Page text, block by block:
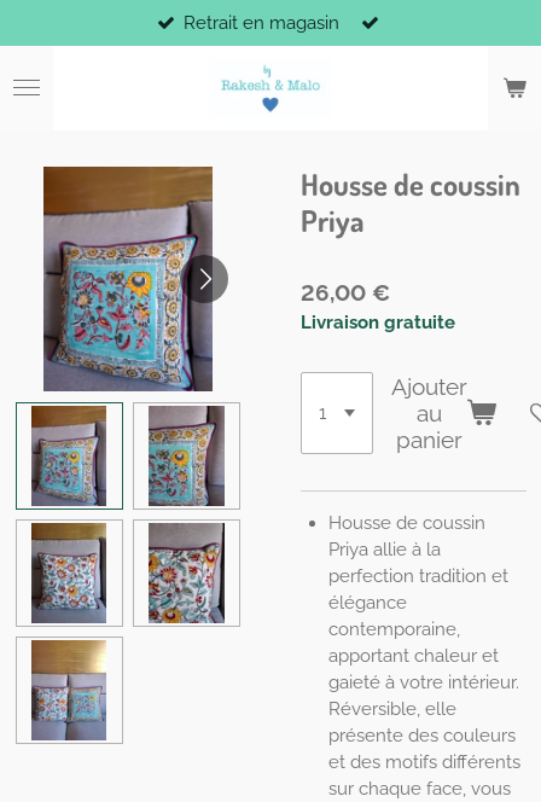
au
contenu
Retrait en magasin
Housse de coussin
Priya
26,00 €
Livraison gratuite
Ajouter
au
panier
Housse de coussin
Priya allie à la
perfection tradition et
élégance
contemporaine,
apportant chaleur et
gaieté à votre intérieur.
Réversible, elle
présente des couleurs
et des motifs différents
sur chaque face, vous